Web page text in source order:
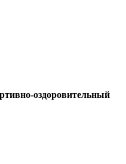
оздоровительный